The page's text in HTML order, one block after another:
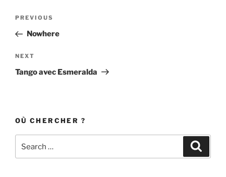
Previous
Post
PREVIOUS
Nowhere
Next
Post
NEXT
Tango avec Esmeralda
OÙ CHERCHER ?